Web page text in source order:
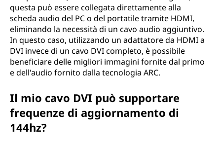
questa può essere collegata direttamente alla
scheda audio del PC o del portatile tramite HDMI,
eliminando la necessità di un cavo audio aggiuntivo.
In questo caso, utilizzando un adattatore da HDMI a
DVI invece di un cavo DVI completo, è possibile
beneficiare delle migliori immagini fornite dal primo
e dell'audio fornito dalla tecnologia ARC.
Il mio cavo DVI può supportare
frequenze di aggiornamento di
144hz?